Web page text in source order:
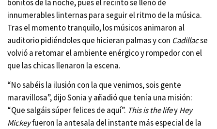
bonitos de la noche, pues el recinto se llenó de
innumerables linternas para seguir el ritmo de la música.
Tras el momento tranquilo, los músicos animaron al
auditorio pidiéndoles que hicieran palmas y con Cadillacse
volvió a retomar el ambiente enérgico y rompedor con el
que las chicas llenaron la escena.
“No sabéis la ilusión con la que venimos, sois gente
maravillosa”, dijo Sonia y añadió que tenía una misión:
“Que salgáis súper felices de aquí”. This is the lifeyHey
Mickeyfueron la antesala del instante más especial de la